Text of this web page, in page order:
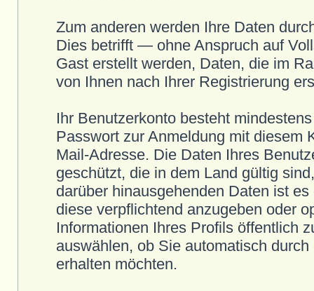
Zum anderen werden Ihre Daten
Dies betrifft — ohne Anspruch auf
Gast erstellt werden, Daten, die im
von Ihnen nach Ihrer Registrierung
Ihr Benutzerkonto besteht
Passwort zur Anmeldung mit diesem
Mail-Adresse. Die Daten Ihres
geschützt, die in dem Land gültig
darüber hinausgehenden Daten ist
diese verpflichtend anzugeben oder
Informationen Ihres Profils öffentlich
auswählen, ob Sie automatisch
erhalten möchten.